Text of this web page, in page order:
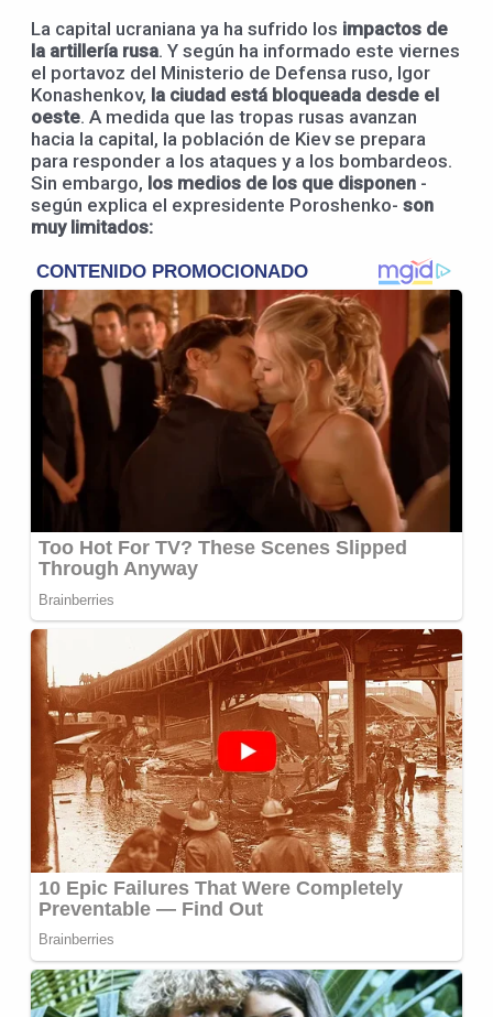
La capital ucraniana ya ha sufrido los impactos de
la artillería rusa. Y según ha informado este viernes
el portavoz del Ministerio de Defensa ruso, Igor
Konashenkov, la ciudad está bloqueada desde el
oeste. A medida que las tropas rusas avanzan
hacia la capital, la población de Kiev se prepara
para responder a los ataques y a los bombardeos.
Sin embargo, los medios de los que disponen -
según explica el expresidente Poroshenko- son
muy limitados: